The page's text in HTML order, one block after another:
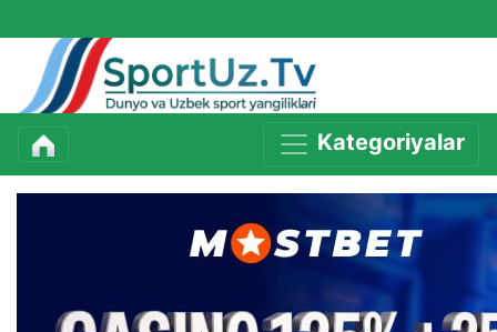
Kategoriyalar